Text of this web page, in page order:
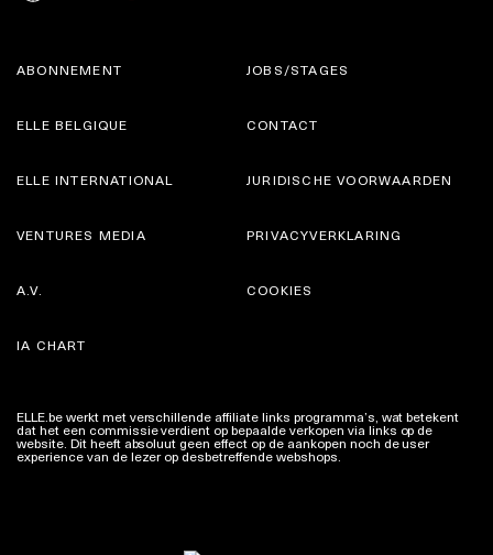
ABONNEMENT
ELLE BELGIQUE
JOBS/STAGES
CONTACT
ELLE INTERNATIONAL
VENTURES MEDIA
JURIDISCHE VOORWAARDEN
PRIVACYVERKLARING
A.V.
IA CHART
COOKIES
ELLE.be werkt met verschillende affiliate links programma’s, wat betekent
dat het een commissie verdient op bepaalde verkopen via links op de
website. Dit heeft absoluut geen effect op de aankopen noch de user
experience van de lezer op desbetreffende webshops.